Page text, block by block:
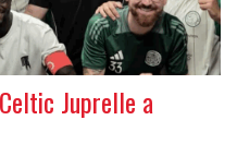
Juprelle a